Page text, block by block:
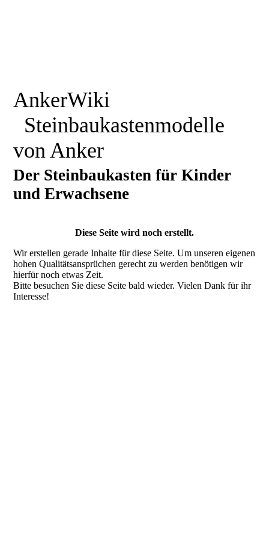
AnkerWiki
Steinbaukastenmodelle
von Anker
Der Steinbaukasten für Kinder
und Erwachsene
Diese Seite wird noch erstellt.
Wir erstellen gerade Inhalte für diese Seite. Um unseren eigenen
hohen Qualitätsansprüchen gerecht zu werden benötigen wir
hierfür noch etwas Zeit.
Bitte besuchen Sie diese Seite bald wieder. Vielen Dank für ihr
Interesse!